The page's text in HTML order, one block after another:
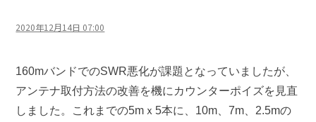
2020年12月14日 07:00
160mバンドでのSWR悪化が課題となっていましたが、
アンテナ取付方法の改善を機にカウンターポイズを見直
しました。これまでの5mｘ5本に、10m、7m、2.5mの